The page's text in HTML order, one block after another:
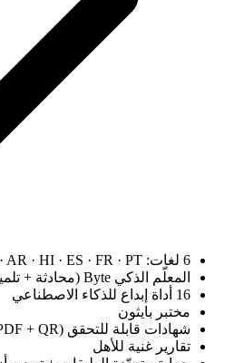
6 لغات: EN · AR · HI · ES · FR · PT
المعلّم الذكي Byte (محادثة + تلميحات + مراجعة)
16 أداة إبداع للذكاء الاصطناعي
مختبر بايثون
شهادات قابلة للتحقق (PDF + QR)
تقارير غنية للأهل